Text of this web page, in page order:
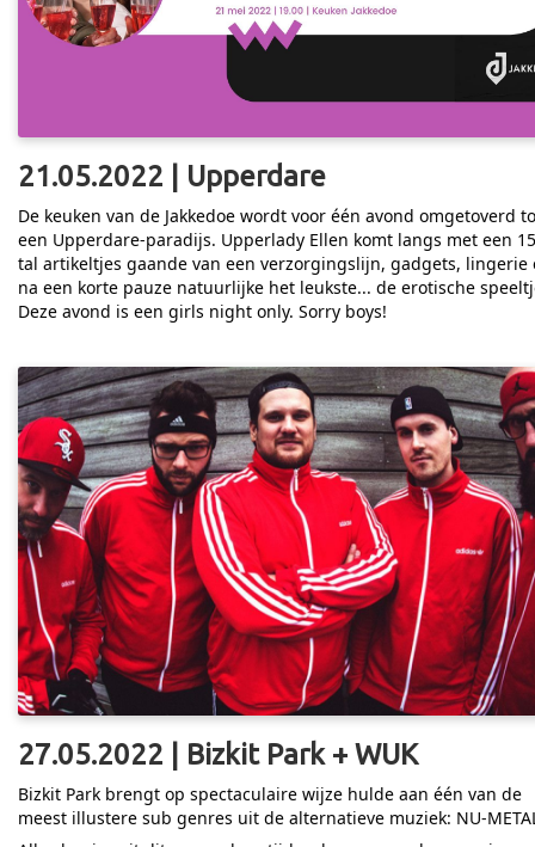
21.05.2022 | Upperdare
De keuken van de Jakkedoe wordt voor één avond omgetoverd
een Upperdare-paradijs. Upperlady Ellen komt langs met een
tal artikeltjes gaande van een verzorgingslijn, gadgets, lingerie
na een korte pauze natuurlijke het leukste... de erotische
Deze avond is een girls night only. Sorry boys!
27.05.2022 | Bizkit Park + WUK
Bizkit Park brengt op spectaculaire wijze hulde aan één van de
meest illustere sub genres uit de alternatieve muziek: NU-